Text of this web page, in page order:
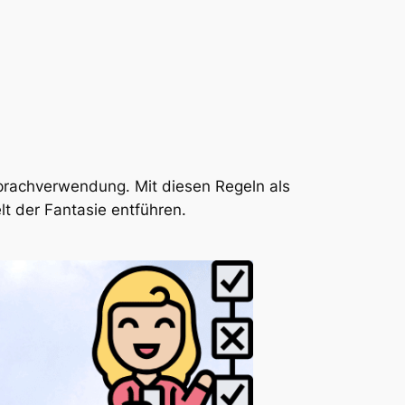
Mit diesen Regeln als
der Fantasie entführen.